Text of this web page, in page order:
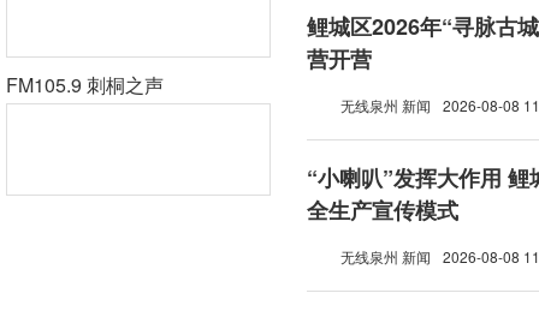
FM105.9 刺桐之声
鲤城区2026年“寻脉古
营开营
无线泉州 新闻 2026-08-08
“小喇叭”发挥大作用
全生产宣传模式
无线泉州 新闻 2026-08-08